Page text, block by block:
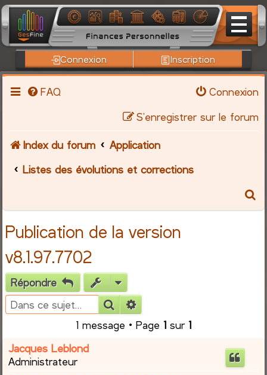
Connexion Inscription
FAQ
Connexion
S’enregistrer sur le forum
Index du forum
Application
Listes des évolutions et corrections
Publication de la version
v8.1.97.7702
Répondre
Rechercher
1 message • Page 1 sur 1
Jacques Leblond
Administrateur